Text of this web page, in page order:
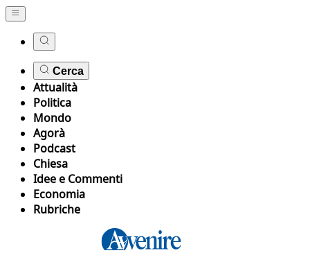
Cerca
Attualità
Politica
Mondo
Agorà
Podcast
Chiesa
Idee e Commenti
Economia
Rubriche